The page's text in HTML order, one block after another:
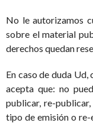
No le autorizamos
sobre el material
derechos quedan
En caso de duda
acepta que: no
publicar, re-
tipo de emisión o